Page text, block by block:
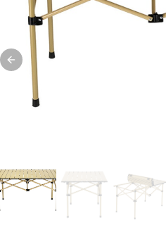
Previous slide